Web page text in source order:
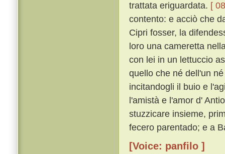
trattata eriguardata. [
contento: e acciò che
Cipri fosser, la
loro una cameretta
con lei in un lettuccio
quello che né dell'un
incitandogli il buio e
l'amistà e l'amor d'
stuzzicare insieme,
fecero parentado; e a
[Voice: panfilo ]